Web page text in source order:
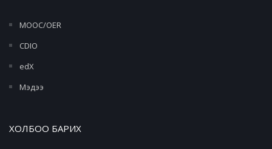
MOOC/OER
CDIO
edX
Мэдээ
ХОЛБОО БАРИХ